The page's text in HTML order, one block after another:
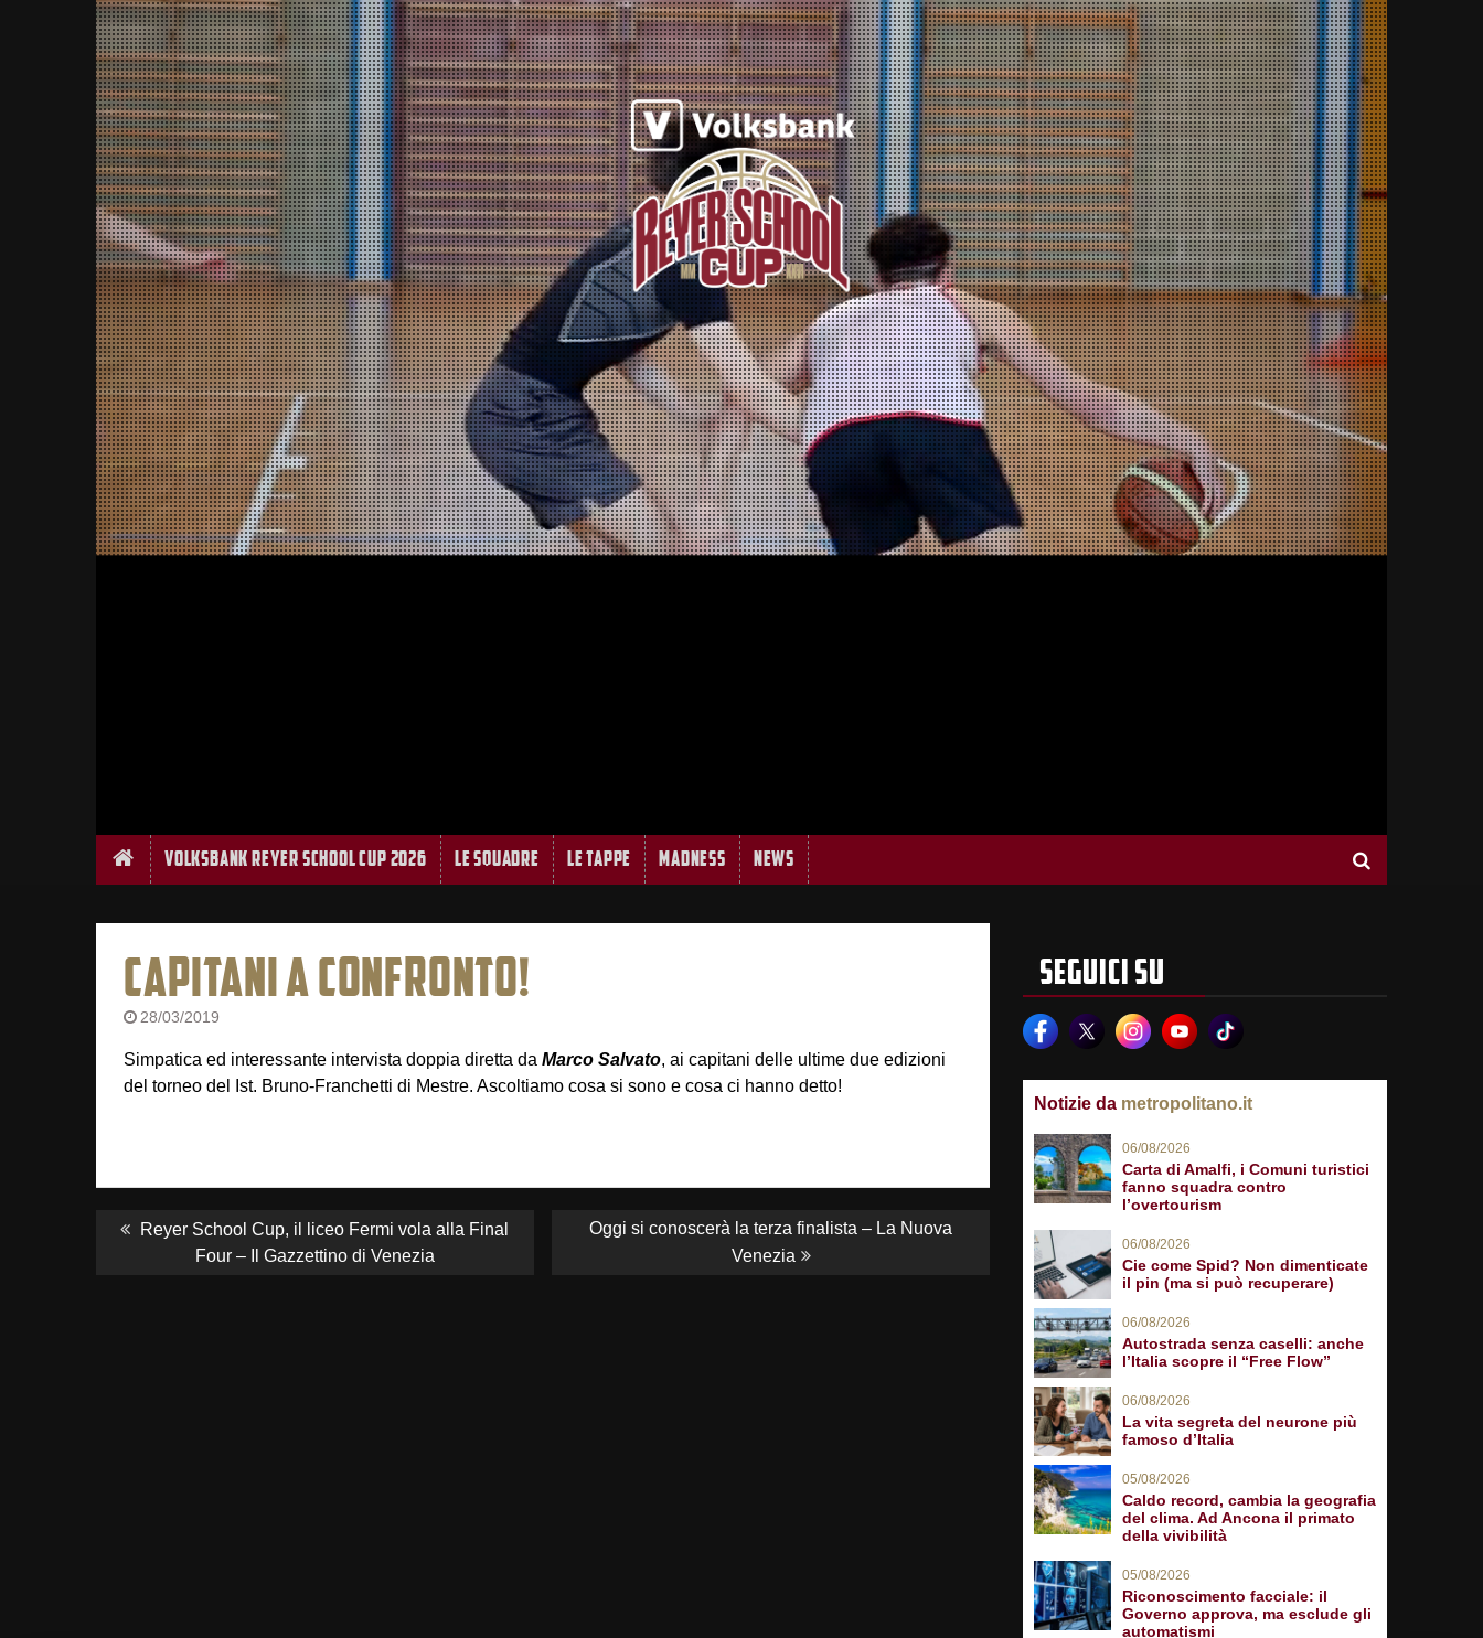
HomeVolksbank Reyer School Cup 2026 Le Squadre Le tappe MADNESS News
CAPITANI A CONFRONTO!
28/03/2019
Simpatica ed interessante intervista doppia diretta da Marco Salvato, ai capitani delle ultime due edizioni
del torneo del Ist. Bruno-Franchetti di Mestre. Ascoltiamo cosa si sono e cosa ci hanno detto!
ARTICOLI
Previous
Reyer School Cup, il liceo Fermi vola alla Final
Four – Il Gazzettino di Venezia
Next
Oggi si conoscerà la terza finalista – La Nuova
Venezia
SEGUICI SU
Notizie da metropolitano.it
06/08/2026
Carta di Amalfi, i Comuni turistici
fanno squadra contro
l’overtourism
06/08/2026
Cie come Spid? Non dimenticate
il pin (ma si può recuperare)
06/08/2026
Autostrada senza caselli: anche
l’Italia scopre il “Free Flow”
06/08/2026
La vita segreta del neurone più
famoso d’Italia
05/08/2026
Caldo record, cambia la geografia
del clima. Ad Ancona il primato
della vivibilità
05/08/2026
Riconoscimento facciale: il
Governo approva, ma esclude gli
automatismi